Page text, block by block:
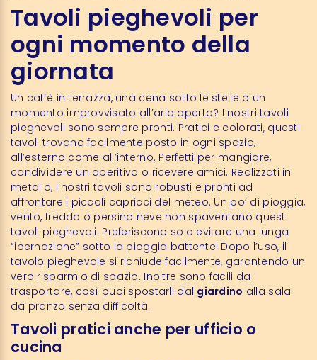
Tavoli pieghevoli per
ogni momento della
giornata
Un caffè in terrazza, una cena sotto le stelle o un
momento improvvisato all’aria aperta? I nostri tavoli
pieghevoli sono sempre pronti. Pratici e colorati, questi
tavoli trovano facilmente posto in ogni spazio,
all’esterno come all’interno. Perfetti per mangiare,
condividere un aperitivo o ricevere amici. Realizzati in
metallo, i nostri tavoli sono robusti e pronti ad
affrontare i piccoli capricci del meteo. Un po’ di pioggia,
vento, freddo o persino neve non spaventano questi
tavoli pieghevoli. Preferiscono solo evitare una lunga
“ibernazione” sotto la pioggia battente! Dopo l’uso, il
tavolo pieghevole si richiude facilmente, garantendo un
vero risparmio di spazio. Inoltre sono facili da
trasportare, così puoi spostarli dal giardino alla sala
da pranzo senza difficoltà.
Tavoli pratici anche per ufficio o
cucina